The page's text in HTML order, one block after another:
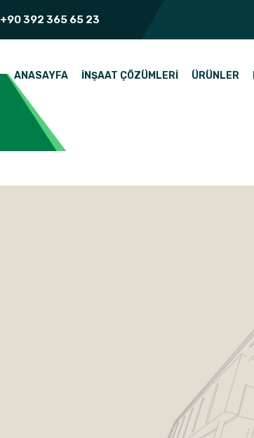
+90 392 365 65 23
ANASAYFA İNŞAAT ÇÖZÜMLERI ÜRÜNLER